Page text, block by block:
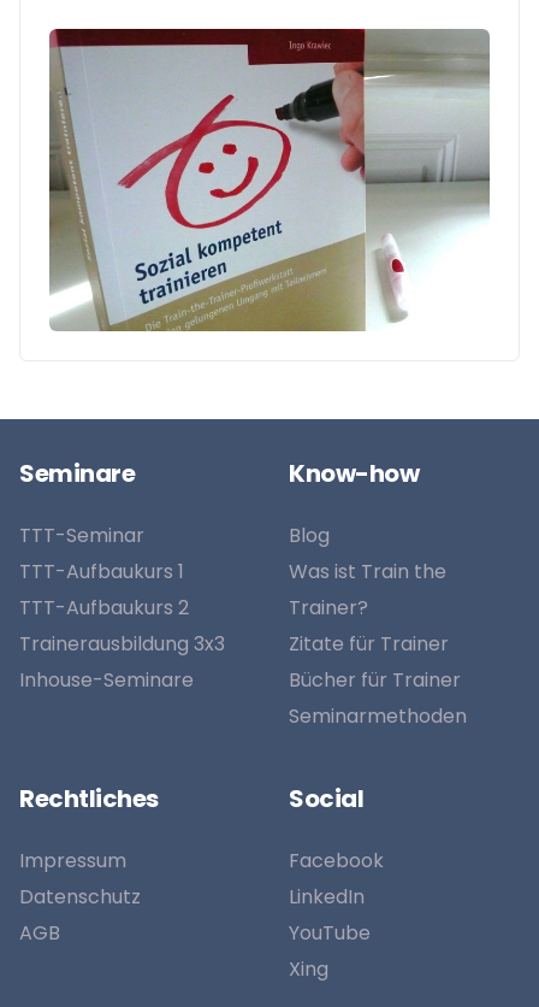
Seminare
TTT-Seminar
TTT-Aufbaukurs 1
TTT-Aufbaukurs 2
Trainerausbildung 3x3
Inhouse-Seminare
Know-how
Blog
Was ist Train the
Trainer?
Zitate für Trainer
Bücher für Trainer
Seminarmethoden
Rechtliches
Impressum
Datenschutz
AGB
Social
Facebook
LinkedIn
YouTube
Xing